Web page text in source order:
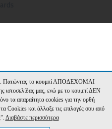
Πατώντας το κουμπί ΑΠΟΔΕΧΟΜΑΙ
ιστοσελίδας μας, ενώ με το κουμπί ΔΕΝ
απαραίτητα cookies για την ορθή
Cookies και άλλαξε τις επιλογές σου από
Διαβάστε περισσότερα